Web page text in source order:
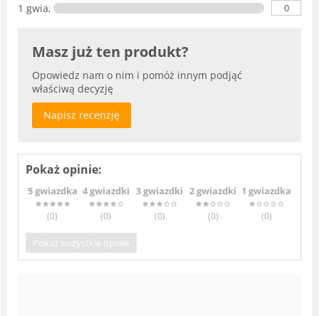
1 gwiazdka 0
Masz już ten produkt?
Opowiedz nam o nim i pomóż innym podjąć
właściwą decyzję
Napisz recenzję
Pokaż opinie:
5 gwiazdka
(0)
4 gwiazdki
(0)
3 gwiazdki
(0)
2 gwiazdki
(0)
1 gwiazdka
(0)
Pokaż wszystkie opinie